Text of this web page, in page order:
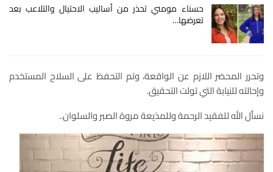
حسناء مومني تحذر من أساليب الاحتيال والتلاعب بعد
تعرضها…
وتحرر المحضر اللازم عن الواقعة، وتم التحفظ على السلاح المستخدم
وإحالته للنيابة التي تولت التحقيق.
نسأل الله للفقيد الرحمة وللمذيعة مروة الصبر والسلوان..